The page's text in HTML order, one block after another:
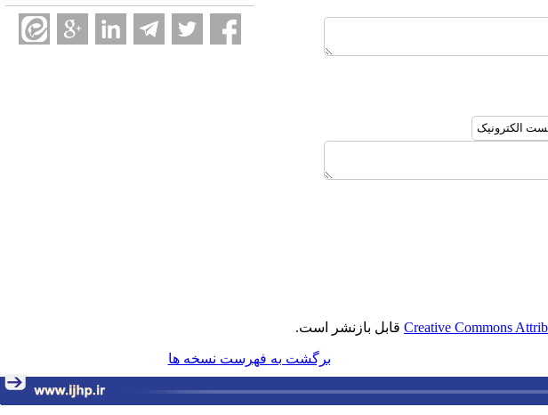
Creative Commons قابل بازنشر است.
برگشت به فهرست نسخه ها